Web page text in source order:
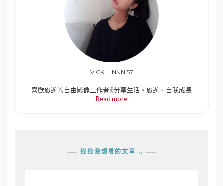
VICKI LINNN 57
喜歡旅遊的自由影像工作者✌️分享生活、旅遊、自我成長
Read more
找找我想看的文章 ..